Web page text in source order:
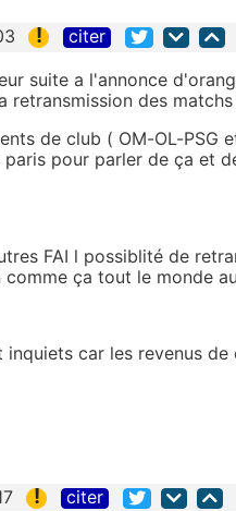
! citer
suite a l'annonce
des matchs
de club ( OM-OL-PSG
pour parler de ça et
FAI l possiblité de
ça tout le monde
inquiets car les revenus
! citer